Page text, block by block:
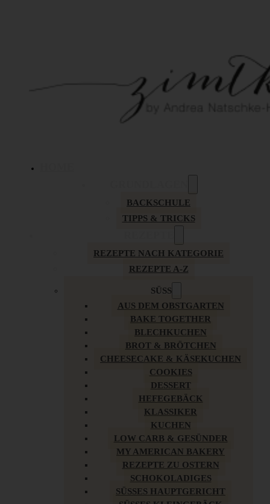
BACKSCHULE
TIPPS & TRICKS
REZEPTE NACH KATEGORIE
REZEPTE A-Z
SÜSS
AUS DEM OBSTGARTEN
BAKE TOGETHER
BLECHKUCHEN
BROT & BRÖTCHEN
CHEESECAKE & KÄSEKUCHEN
COOKIES
DESSERT
HEFEGEBÄCK
KLASSIKER
KUCHEN
LOW CARB & GESÜNDER
MY AMERICAN BAKERY
REZEPTE ZU OSTERN
SCHOKOLADIGES
SÜSSES HAUPTGERICHT